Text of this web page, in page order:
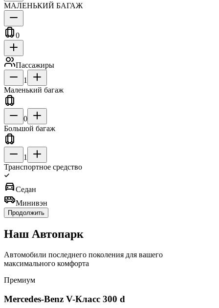
МАЛЕНЬКИЙ БАГАЖ
0
Пассажиры
1
Маленький багаж
0
Большой багаж
1
Транспортное средство
directions_carСедан
airport_shuttleМинивэн
Продолжить
Наш Автопарк
Автомобили последнего поколения для вашего
максимального комфорта
Премиум
Mercedes-Benz V-Класс 300 d